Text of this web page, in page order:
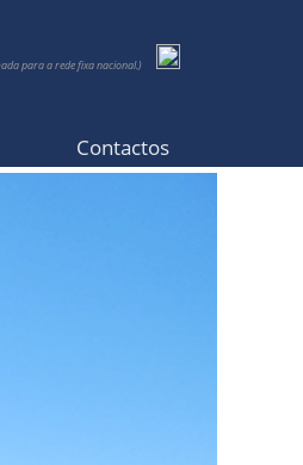
para a rede fixa nacional.)
Contactos